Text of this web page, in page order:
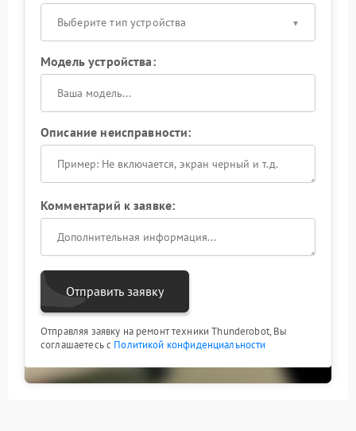
Выберите тип устройства
Модель устройства:
Описание неисправности:
Комментарий к заявке:
Отправить заявку
Отправляя заявку на ремонт техники Thunderobot, Вы
соглашаетесь с Политикой конфиденциальности